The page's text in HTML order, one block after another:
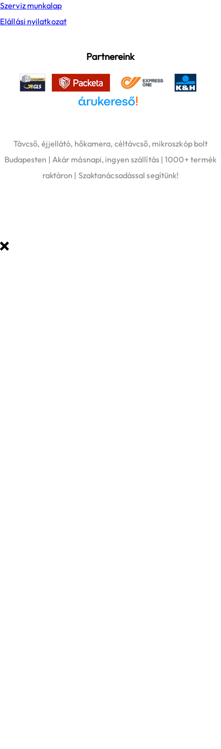
Szerviz munkalap
Elállási nyilatkozat
Partnereink
Távcső, éjjellátó, hőkamera, céltávcső, mikroszkóp bolt
Budapesten | Akár másnapi, ingyen szállítás | 1000+ termék
raktáron | Szaktanácsadással segítünk!